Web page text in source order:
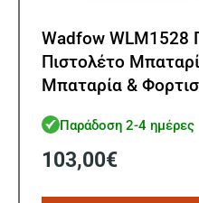
Wadfow WLM1528
Πιστολέτο
Μπαταρία &
Παράδοση 2-4 ημέρες
103,00€